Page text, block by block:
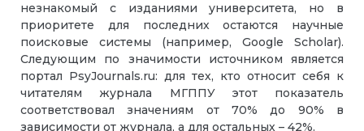
незнакомый с изданиями университета, но в
приоритете для последних остаются научные
поисковые системы (например, Google Scholar).
Следующим по значимости источником является
портал PsyJournals.ru: для тех, кто относит себя к
читателям журнала МГППУ этот показатель
соответствовал значениям от 70% до 90% в
зависимости от журнала, а для остальных – 42%.